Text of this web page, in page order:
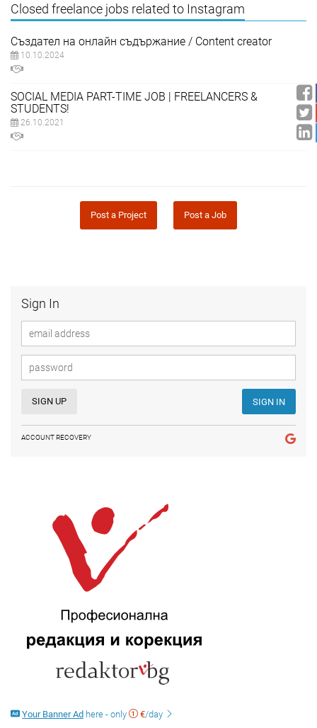
Sign In
SIGN UP SIGN IN
ACCOUNT RECOVERY
Your Banner Ad here - only €/day
Closed freelance jobs related to Instagram
Създател на онлайн съдържание / Content creator
10.10.2024
SOCIAL MEDIA PART-TIME JOB | FREELANCERS &
STUDENTS!
26.10.2021
Post a Project Post a Job